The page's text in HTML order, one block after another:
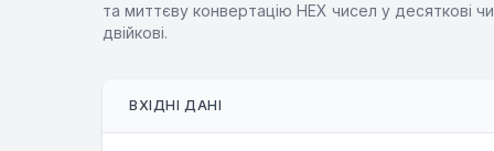
та миттєву конвертацію HEX чисел у десяткові чи
двійкові.
ВХІДНІ ДАНІ